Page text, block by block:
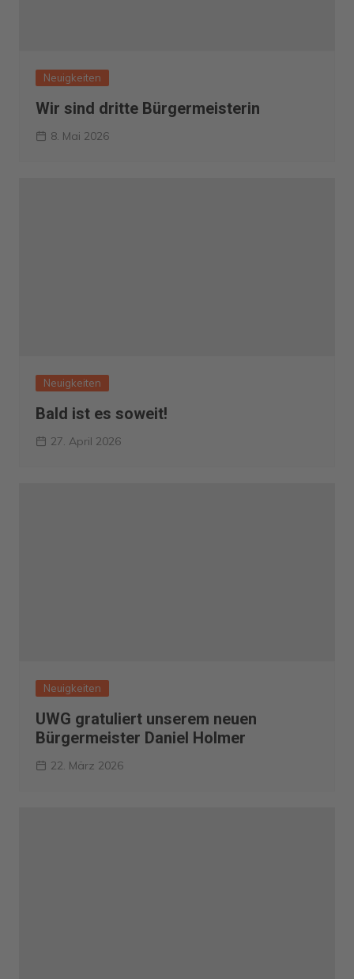
Neuigkeiten
Wir sind dritte Bürgermeisterin
8. Mai 2026
Neuigkeiten
Bald ist es soweit!
27. April 2026
Neuigkeiten
UWG gratuliert unserem neuen
Bürgermeister Daniel Holmer
22. März 2026